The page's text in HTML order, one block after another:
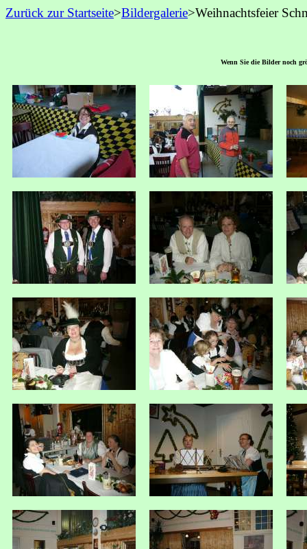
Zurück zur Startseite>Bildergalerie>Weihnachtsfeier
Wenn Sie die Bilder noch